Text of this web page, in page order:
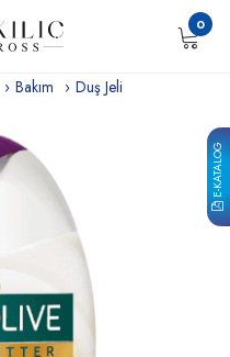
E-KATALOG
0
Bakım Duş Jeli